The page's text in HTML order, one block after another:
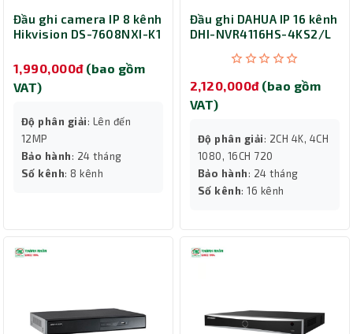
Đầu ghi camera IP 8 kênh
Hikvision DS-7608NXI-K1
1,990,000đ (bao gồm
VAT)
Độ phân giải: Lên đến
12MP
Bảo hành: 24 tháng
Số kênh: 8 kênh
Đầu ghi DAHUA IP 16 kênh
DHI-NVR4116HS-4KS2/L
2,120,000đ (bao gồm
VAT)
Độ phân giải: 2CH 4K, 4CH
1080, 16CH 720
Bảo hành: 24 tháng
Số kênh: 16 kênh